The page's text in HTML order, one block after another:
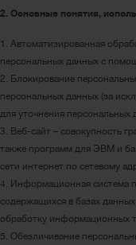
2. Основные понятия,
1. Автоматизированная
персональных данных с
2. Блокирование
персональных данных (за
для уточнения персональных
3. Веб-сайт – совокупность
также программ для ЭВМ и
сети интернет по сетевому
4. Информационная система
содержащихся в базах
обработку информационных
5. Обезличивание